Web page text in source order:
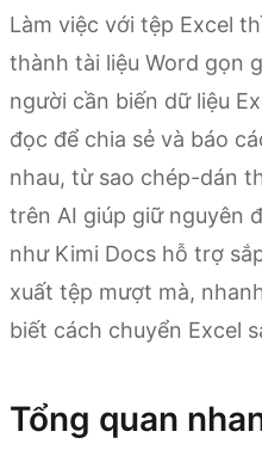
Làm việc với tệp Excel
thành tài liệu Word gọn
người cần biến dữ liệu
đọc để chia sẻ và báo
nhau, từ sao chép-dán
trên AI giúp giữ nguyên
như Kimi Docs hỗ trợ
xuất tệp mượt mà,
biết cách chuyển Excel
Tổng quan